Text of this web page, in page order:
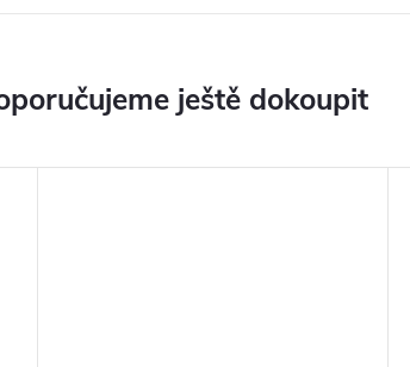
ještě dokoupit